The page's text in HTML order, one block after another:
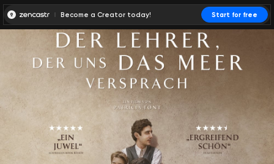
Become a Creator today! Start for free